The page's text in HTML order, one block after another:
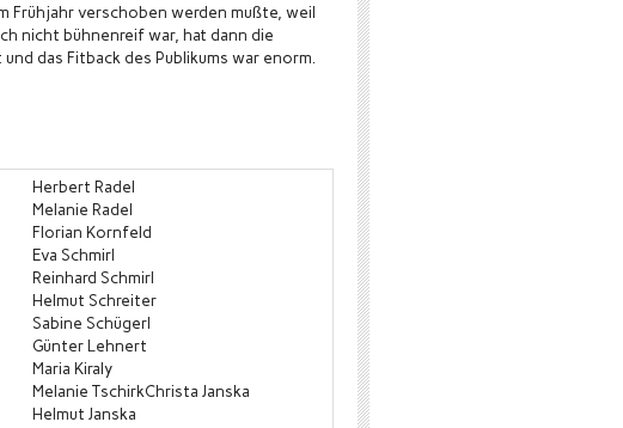
Frühjahr verschoben werden mußte, weil
nicht bühnenreif war, hat dann die
das Fitback des Publikums war enorm.
Herbert Radel
Melanie Radel
Florian Kornfeld
Eva Schmirl
Reinhard Schmirl
Helmut Schreiter
Sabine Schügerl
Günter Lehnert
Maria Kiraly
Melanie TschirkChrista Janska
Helmut Janska